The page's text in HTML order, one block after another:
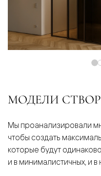
МОДЕЛИ
Мы проанализировали
чтобы создать
которые будут
и в минималистичных, и